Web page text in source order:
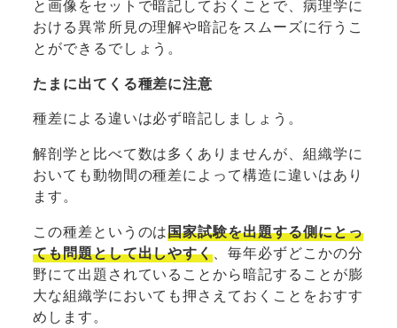
と画像をセットで暗記しておくことで、病理学に
おける異常所見の理解や暗記をスムーズに行うこ
とができるでしょう。
たまに出てくる種差に注意
種差による違いは必ず暗記しましょう。
解剖学と比べて数は多くありませんが、組織学に
おいても動物間の種差によって構造に違いはあり
ます。
この種差というのは国家試験を出題する側にとっ
ても問題として出しやすく、毎年必ずどこかの分
野にて出題されていることから暗記することが膨
大な組織学においても押さえておくことをおすす
めします。